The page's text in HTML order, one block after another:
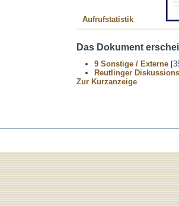
Aufrufstatistik
Das Dokument
9 Sonstige / Externe
Reutlinger
Zur Kurzanzeige